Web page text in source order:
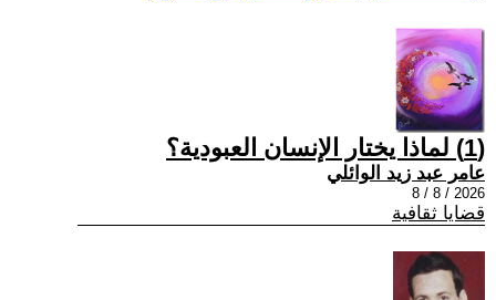
(1) لماذا يختار الإنسان العبودية؟
عامر عبد زيد الوائلي
2026 / 8 / 8
قضايا ثقافية